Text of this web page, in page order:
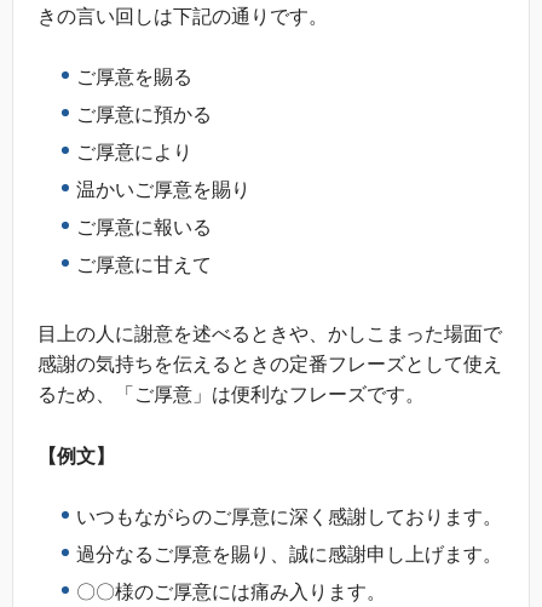
きの言い回しは下記の通りです。
ご厚意を賜る
ご厚意に預かる
ご厚意により
温かいご厚意を賜り
ご厚意に報いる
ご厚意に甘えて
目上の人に謝意を述べるときや、かしこまった場面で
感謝の気持ちを伝えるときの定番フレーズとして使え
るため、「ご厚意」は便利なフレーズです。
【例文】
いつもながらのご厚意に深く感謝しております。
過分なるご厚意を賜り、誠に感謝申し上げます。
〇〇様のご厚意には痛み入ります。